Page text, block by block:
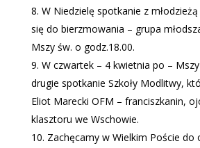
W Niedzielę spotkanie z
się do bierzmowania – grupa
Mszy św. o godz.18.00.
W czwartek – 4 kwietnia po –
drugie spotkanie Szkoły Modlitwy,
Eliot Marecki OFM – franciszkanin,
klasztoru we Wschowie.
Zachęcamy w Wielkim Poście do